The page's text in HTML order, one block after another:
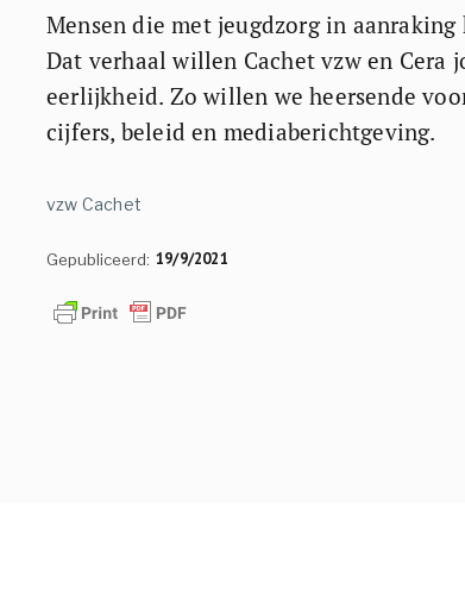
Mensen die met jeugdzorg in
Dat verhaal willen Cachet vzw en
eerlijkheid. Zo willen we heersende
cijfers, beleid en mediaberichtgeving.
vzw Cachet
Gepubliceerd: 19/9/2021